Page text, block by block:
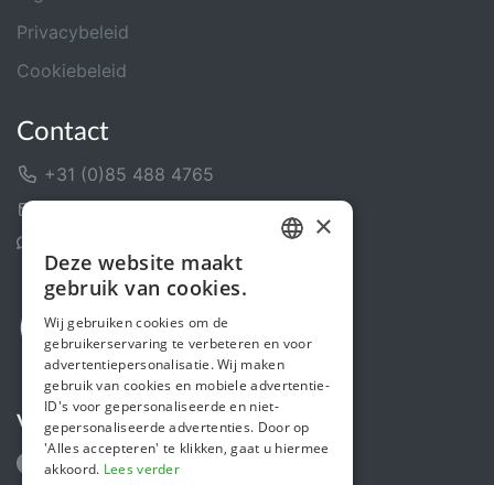
Privacybeleid
Cookiebeleid
Contact
+31 (0)85 488 4765
Volg ons
ENGLISH
×
Deze website maakt
gebruik van cookies.
Wij gebruiken cookies om de
gebruikerservaring te verbeteren en voor
advertentiepersonalisatie. Wij maken
gebruik van cookies en mobiele advertentie-
ID's voor gepersonaliseerde en niet-
gepersonaliseerde advertenties. Door op
'Alles accepteren' te klikken, gaat u hiermee
akkoord. Lees verder